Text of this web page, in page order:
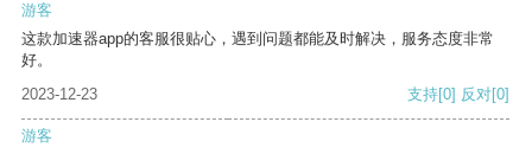
游客
这款加速器app的客服很贴心，遇到问题都能及时解决，服务态度非常
好。
2023-12-23
支持[0] 反对[0]
游客